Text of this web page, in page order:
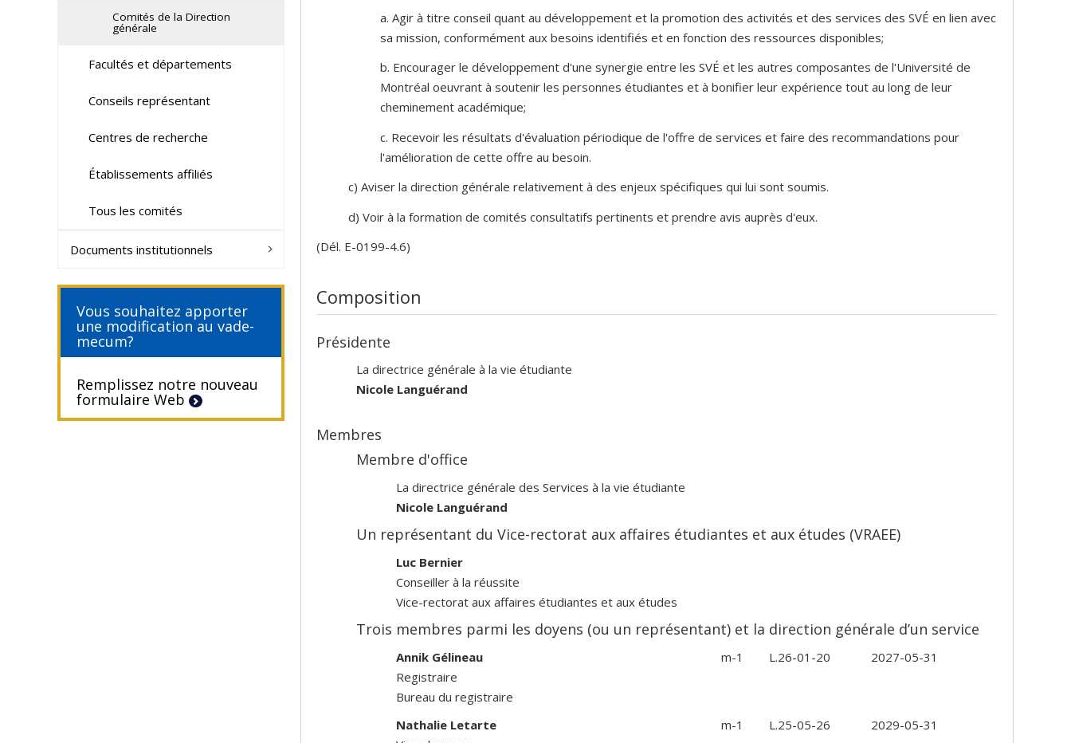
a. Agir à titre conseil quant au développement et la promotion des activités et des services des SVÉ en lien avec
sa mission, conformément aux besoins identifiés et en fonction des ressources disponibles;
b. Encourager le développement d'une synergie entre les SVÉ et les autres composantes de l'Université de
Montréal oeuvrant à soutenir les personnes étudiantes et à bonifier leur expérience tout au long de leur
cheminement académique;
c. Recevoir les résultats d'évaluation périodique de l'offre de services et faire des recommandations pour
l'amélioration de cette offre au besoin.
c) Aviser la direction générale relativement à des enjeux spécifiques qui lui sont soumis.
d) Voir à la formation de comités consultatifs pertinents et prendre avis auprès d'eux.
(Dél. E-0199-4.6)
Composition
Présidente
La directrice générale à la vie étudiante
Nicole Languérand
Membres
Membre d'office
La directrice générale des Services à la vie étudiante
Nicole Languérand
Un représentant du Vice-rectorat aux affaires étudiantes et aux études (VRAEE)
Luc Bernier
Conseiller à la réussite
Vice-rectorat aux affaires étudiantes et aux études
Trois membres parmi les doyens (ou un représentant) et la direction générale d’un service
Annik Gélineau m-1 L.26-01-20
2027-05-31
Registraire
Bureau du registraire
Nathalie Letarte
m-1 L.25-05-26
2029-05-31
Comités de la Direction
générale
Facultés et départements
Conseils représentant
Centres de recherche
Établissements affiliés
Tous les comités
Documents institutionnels
Vous souhaitez apporter
une modification au vade-
mecum?
Remplissez notre nouveau
formulaire Web